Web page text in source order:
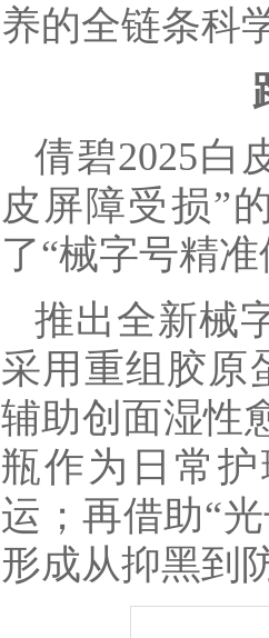
养的全链条科
倩碧2025白
皮屏障受损”
了“械字号精
推出全新械
采用重组胶原
辅助创面湿性
瓶作为日常
运；再借助“
形成从抑黑到